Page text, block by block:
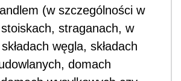
(w szczególności w
straganach, w
węgla, składach
domach